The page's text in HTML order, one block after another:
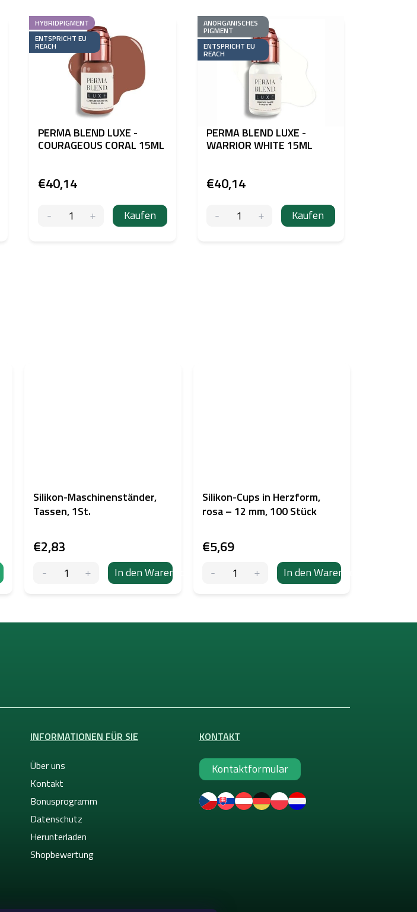
Silikon-Maschinenständer,
Tassen, 1St.
€2,83
In den Warenkorb
Silikon-Cups in Herzform,
rosa – 12 mm, 100 Stück
€5,69
In den Warenkorb
HYBRIDPIGMENT
ENTSPRICHT EU
REACH
PERMA BLEND LUXE -
COURAGEOUS CORAL 15ML
€40,14
Kaufen
ANORGANISCHES
PIGMENT
ENTSPRICHT EU
REACH
PERMA BLEND LUXE -
WARRIOR WHITE 15ML
€40,14
Kaufen
INFORMATIONEN FÜR SIE
Über uns
Kontakt
Bonusprogramm
Datenschutz
Herunterladen
Shopbewertung
KONTAKT
Kontaktformular